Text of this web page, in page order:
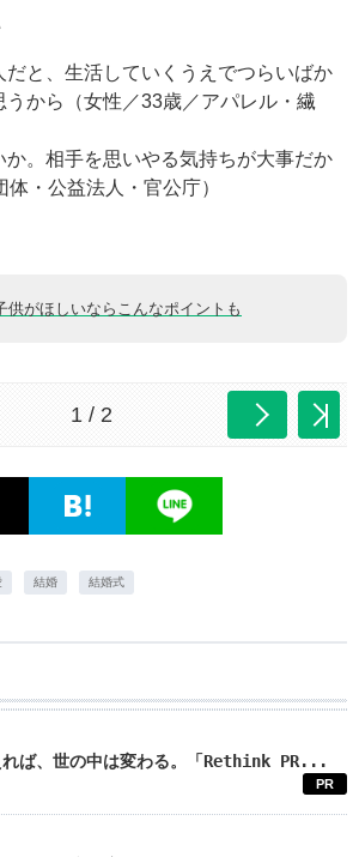
だと、生活していくうえでつらいばか
うから（女性／33歳／アパレル・繊
か。相手を思いやる気持ちが大事だか
・公益法人・官公庁）
供がほしいならこんなポイントも
1 / 2
結婚 結婚式
れば、世の中は変わる。「Rethink PR...
PR